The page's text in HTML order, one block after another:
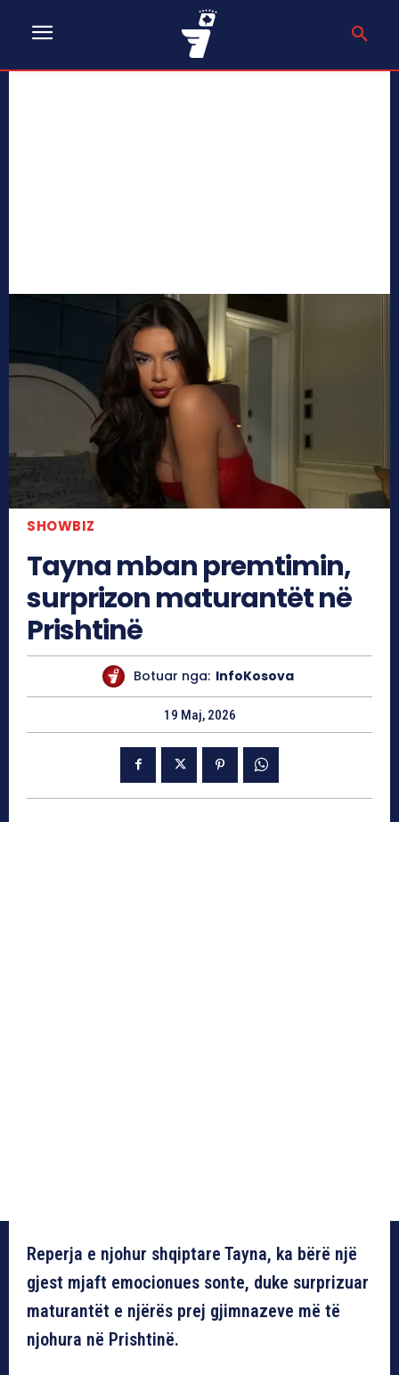
SHOWBIZ
Tayna mban premtimin,
surprizon maturantët në
Prishtinë
Botuar nga: InfoKosova
19 Maj, 2026
Reperja e njohur shqiptare Tayna, ka bërë një
gjest mjaft emocionues sonte, duke surprizuar
maturantët e njërës prej gjimnazeve më të
njohura në Prishtinë.